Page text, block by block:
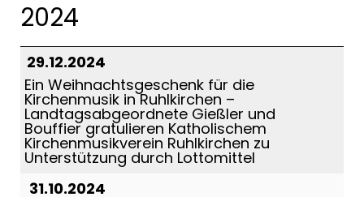
2024
29.12.2024
Ein Weihnachtsgeschenk für die
Kirchenmusik in Ruhlkirchen –
Landtagsabgeordnete Gießler und
Bouffier gratulieren Katholischem
Kirchenmusikverein Ruhlkirchen zu
Unterstützung durch Lottomittel
31.10.2024